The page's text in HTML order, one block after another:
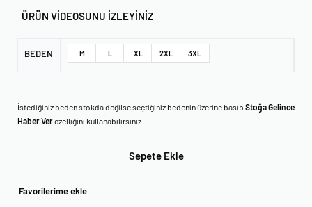
ÜRÜN VİDEOSUNU İZLEYİNİZ
BEDEN M L XL 2XL 3XL
İstediğiniz beden stokda değilse seçtiğiniz bedenin üzerine basıp Stoğa Gelince
Haber Verözelliğini kullanabilirsiniz.
Sepete Ekle
Favorilerime ekle